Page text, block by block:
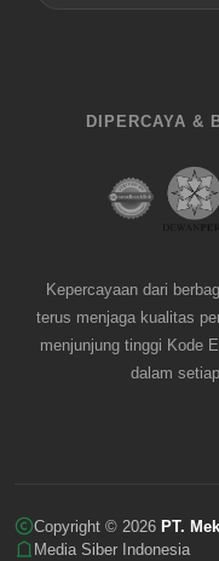
DIPERCAYA &
Kepercayaan dari
terus menjaga kualitas
menjunjung tinggi Kode
dalam
Copyright © 2026 PT.
Media Siber Indonesia